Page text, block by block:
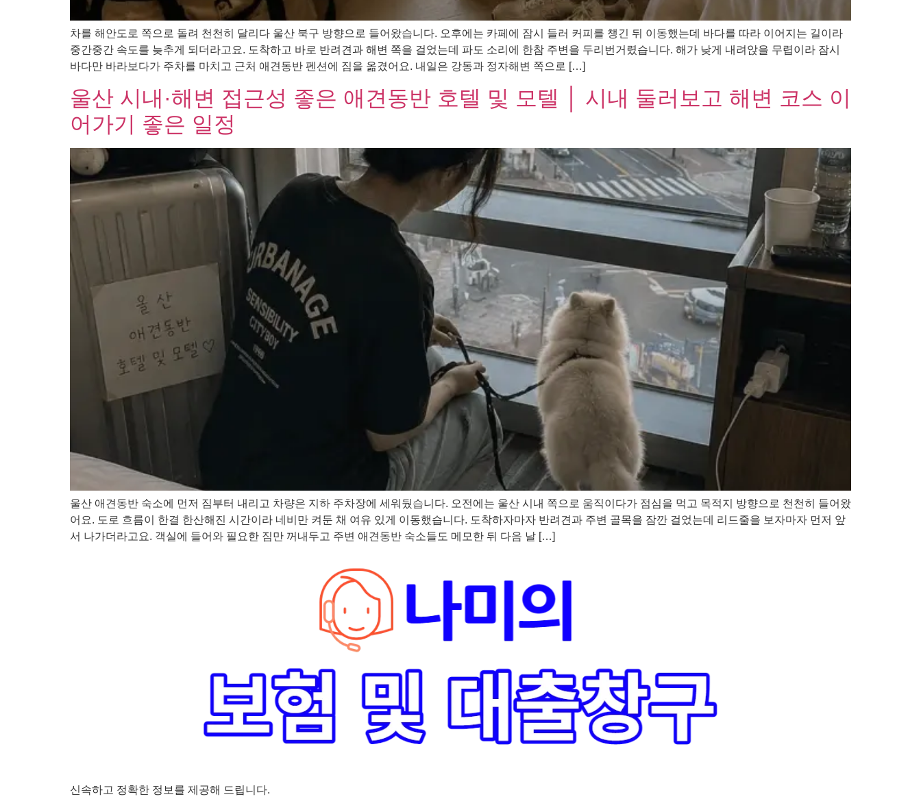
차를 해안도로 쪽으로 돌려 천천히 달리다 울산 북구 방향으로 들어왔습니다. 오후에는 카페에 잠시 들러 커피를 챙긴 뒤 이동했는데 바다를 따라 이어지는 길이라
중간중간 속도를 늦추게 되더라고요. 도착하고 바로 반려견과 해변 쪽을 걸었는데 파도 소리에 한참 주변을 두리번거렸습니다. 해가 낮게 내려앉을 무렵이라 잠시
바다만 바라보다가 주차를 마치고 근처 애견동반 펜션에 짐을 옮겼어요. 내일은 강동과 정자해변 쪽으로 […]
울산 시내·해변 접근성 좋은 애견동반 호텔 및 모텔 │ 시내 둘러보고 해변 코스 이
어가기 좋은 일정
울산 애견동반 숙소에 먼저 짐부터 내리고 차량은 지하 주차장에 세워뒀습니다. 오전에는 울산 시내 쪽으로 움직이다가 점심을 먹고 목적지 방향으로 천천히 들어왔
어요. 도로 흐름이 한결 한산해진 시간이라 네비만 켜둔 채 여유 있게 이동했습니다. 도착하자마자 반려견과 주변 골목을 잠깐 걸었는데 리드줄을 보자마자 먼저 앞
서 나가더라고요. 객실에 들어와 필요한 짐만 꺼내두고 주변 애견동반 숙소들도 메모한 뒤 다음 날 […]
신속하고 정확한 정보를 제공해 드립니다.